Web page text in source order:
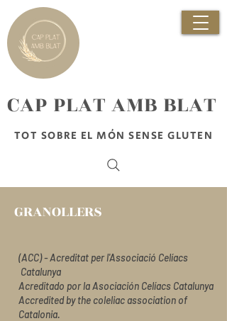
TOT SOBRE EL MÓN SENSE GLUTEN
​CAP PLAT AMB BLAT
GRANOLLERS
(ACC) - Acreditat per l'Associació Celíacs
Catalunya
Acreditado por la Asociación Celíacs Catalunya
Accredited by the coleliac association of
Catalonia.